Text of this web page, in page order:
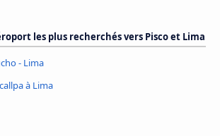
les plus recherchés vers Pisco et Lima
- Lima
à Lima